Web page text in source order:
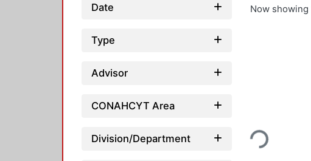
Date
Type
Advisor
CONAHCYT Area
Division/Department
Now showing
Loading...